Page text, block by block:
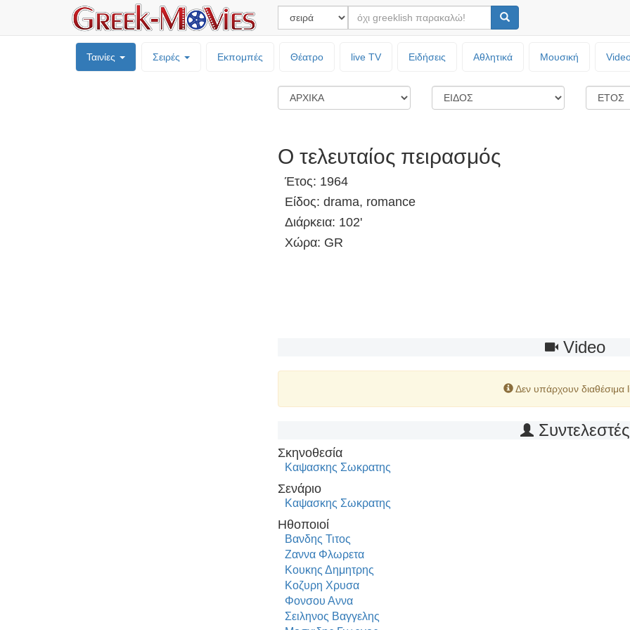
Ταινίες Σειρές Εκπομπές Θέατρο live TV Ειδήσεις Αθλητικά Μουσική
Ο τελευταίος πειρασμός
Έτος: 1964
Είδος: drama, romance
Διάρκεια: 102'
Χώρα: GR
Video
Δεν υπάρχουν διαθέσιμα
Συντελεστές
Σκηνοθεσία
Καψασκης Σωκρατης
Σενάριο
Καψασκης Σωκρατης
Ηθοποιοί
Βανδης Τιτος
Ζαννα Φλωρετα
Κουκης Δημητρης
Κοζυρη Χρυσα
Φονσου Αννα
Σειληνος Βαγγελης